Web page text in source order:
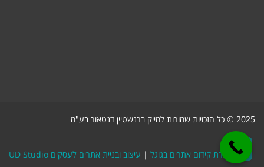
2025 © כל הזכויות שמורות למייק ברנשטיין דנטאור בע"מ
חברת קידום אתרים בגוגל | עיצוב ובניית אתרים לעסקים UD Studio גלילה
לראש